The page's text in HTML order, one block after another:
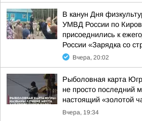
В канун Дня
УМВД России по
присоеднились к
России «Зарядка со
Вчера, 20:02
Рыболовная карта
не просто последний
настоящий «золотой
Вчера, 19:34